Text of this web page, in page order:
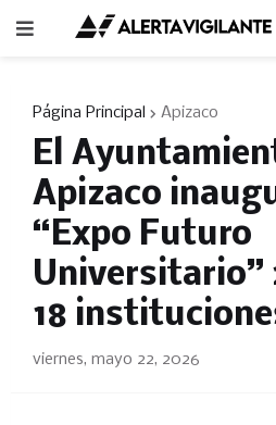
Página Principal Apizaco
​El
Apizaco
“Expo Futuro
Universitario”
18
viernes, mayo 22, 2026